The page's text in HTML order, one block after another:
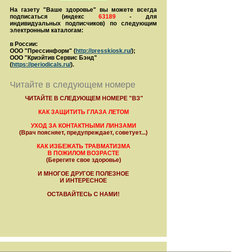
На газету "Ваше здоровье" вы можете всегда
подписаться (индекс 63189- для
индивидуальных подписчиков) по следующим
электронным каталогам:
в России:
ООО "Прессинформ" (http://presskiosk.ru/);
ООО "Криэйтив Сервис Бэнд"
(https://periodicals.ru/).
Читайте в следующем номере
ЧИТАЙТЕ В СЛЕДУЮЩЕМ НОМЕРЕ "ВЗ"
КАК ЗАЩИТИТЬ ГЛАЗА ЛЕТОМ
УХОД ЗА КОНТАКТНЫМИ ЛИНЗАМИ
(Врач поясняет, предупреждает, советует...)
КАК ИЗБЕЖАТЬ ТРАВМАТИЗМА
В ПОЖИЛОМ ВОЗРАСТЕ
(Берегите свое здоровье)
И МНОГОЕ ДРУГОЕ ПОЛЕЗНОЕ
И ИНТЕРЕСНОЕ
ОСТАВАЙТЕСЬ С НАМИ!